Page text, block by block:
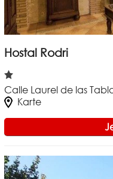
Hostal Rodri
Calle Laurel de las
Karte